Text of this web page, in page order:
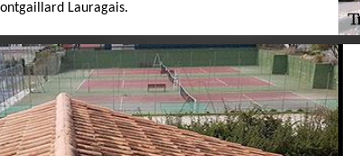
Lauragais.